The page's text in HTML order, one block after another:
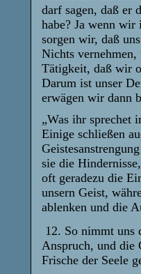
darf sagen, daß er
habe? Ja wenn wir
sorgen wir, daß
Nichts
Tätigkeit, daß wir
Darum ist unser
erwägen wir dann
„Was ihr sprechet
Einige schließen
sie die
oft geradezu die
unsern Geist,
ablenken und die
12. So nimmt uns
Anspruch, und die
Frische der Seele